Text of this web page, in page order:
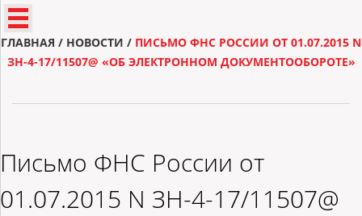
ГЛАВНАЯ / НОВОСТИ / ПИСЬМО ФНС РОССИИ ОТ 01.07.2015 N
ЗН-4-17/11507@ «ОБ ЭЛЕКТРОННОМ ДОКУМЕНТООБОРОТЕ»
Письмо ФНС России от
01.07.2015 N ЗН-4-17/11507@